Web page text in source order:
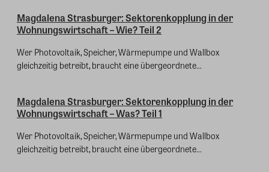
Magdalena Strasburger: Sektorenkopplung in der
Wohnungswirtschaft – Wie? Teil 2
Wer Photovoltaik, Speicher, Wärmepumpe und Wallbox
gleichzeitig betreibt, braucht eine übergeordnete...
Magdalena Strasburger: Sektorenkopplung in der
Wohnungswirtschaft – Was? Teil 1
Wer Photovoltaik, Speicher, Wärmepumpe und Wallbox
gleichzeitig betreibt, braucht eine übergeordnete...